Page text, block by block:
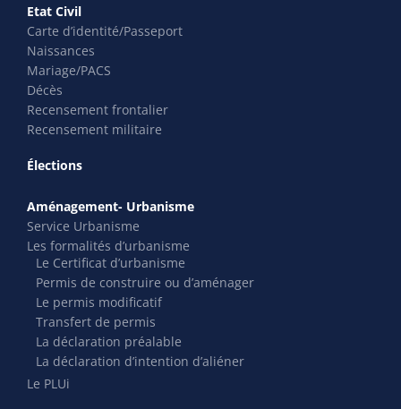
Etat Civil
Carte d’identité/Passeport
Naissances
Mariage/PACS
Décès
Recensement frontalier
Recensement militaire
Élections
Aménagement- Urbanisme
Service Urbanisme
Les formalités d’urbanisme
Le Certificat d’urbanisme
Permis de construire ou d’aménager
Le permis modificatif
Transfert de permis
La déclaration préalable
La déclaration d’intention d’aliéner
Le PLUi